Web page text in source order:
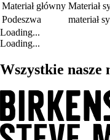
Materiał główny Materiał
Podeszwa
materiał
Loading...
Loading...
Wszystkie nasze